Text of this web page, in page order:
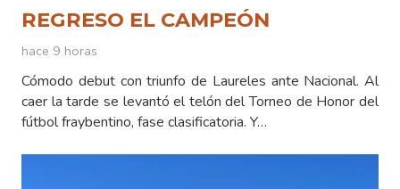
REGRESO EL CAMPEÓN
hace 9 horas
Cómodo debut con triunfo de Laureles ante Nacional. Al
caer la tarde se levantó el telón del Torneo de Honor del
fútbol fraybentino, fase clasificatoria. Y…